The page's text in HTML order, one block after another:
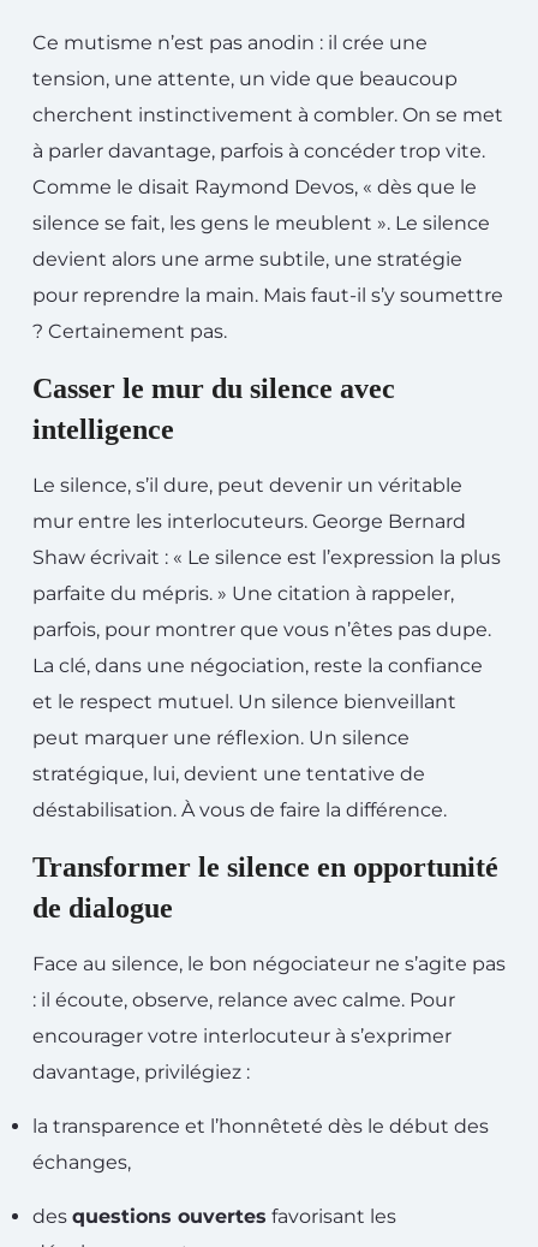
Ce mutisme n’est pas anodin : il crée une
tension, une attente, un vide que beaucoup
cherchent instinctivement à combler. On se met
à parler davantage, parfois à concéder trop vite.
Comme le disait Raymond Devos, « dès que le
silence se fait, les gens le meublent ». Le silence
devient alors une arme subtile, une stratégie
pour reprendre la main. Mais faut-il s’y soumettre
? Certainement pas.
Casser le mur du silence avec
intelligence
Le silence, s’il dure, peut devenir un véritable
mur entre les interlocuteurs. George Bernard
Shaw écrivait : « Le silence est l’expression la plus
parfaite du mépris. » Une citation à rappeler,
parfois, pour montrer que vous n’êtes pas dupe.
La clé, dans une négociation, reste la confiance
et le respect mutuel. Un silence bienveillant
peut marquer une réflexion. Un silence
stratégique, lui, devient une tentative de
déstabilisation. À vous de faire la différence.
Transformer le silence en opportunité
de dialogue
Face au silence, le bon négociateur ne s’agite pas
: il écoute, observe, relance avec calme. Pour
encourager votre interlocuteur à s’exprimer
davantage, privilégiez :
la transparence et l’honnêteté dès le début des
échanges,
des questions ouvertes favorisant les